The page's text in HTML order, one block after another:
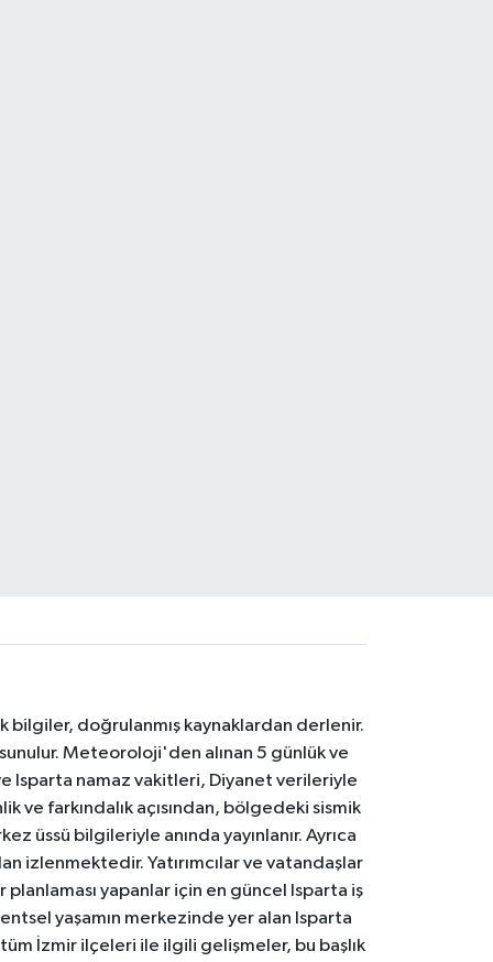
bilgiler, doğrulanmış kaynaklardan derlenir.
Meteoroloji'den alınan 5 günlük ve
Isparta namaz vakitleri, Diyanet verileriyle
ve farkındalık açısından, bölgedeki sismik
üssü bilgileriyle anında yayınlanır. Ayrıca
izlenmektedir. Yatırımcılar ve vatandaşlar
planlaması yapanlar için en güncel Isparta iş
yaşamın merkezinde yer alan Isparta
tüm İzmir ilçeleri ile ilgili gelişmeler, bu başlık